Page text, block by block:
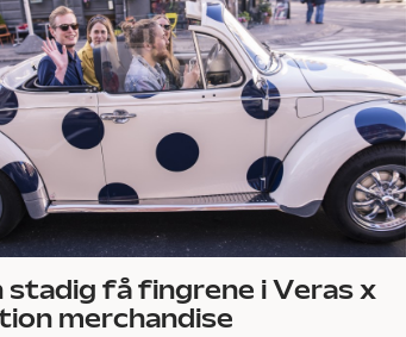
stadig få fingrene i Veras x
merchandise